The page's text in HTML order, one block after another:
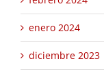
enero 2024
diciembre 2023